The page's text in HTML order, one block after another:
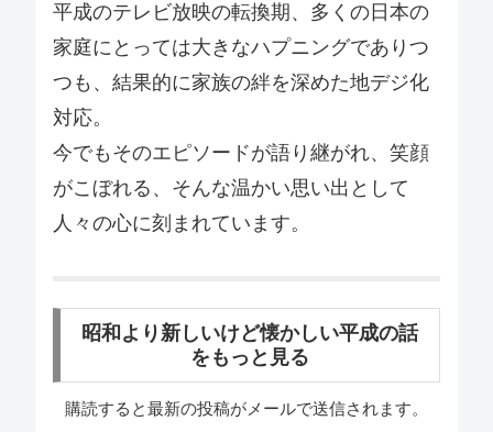
平成のテレビ放映の転換期、多くの日本の
家庭にとっては大きなハプニングでありつ
つも、結果的に家族の絆を深めた地デジ化
対応。
今でもそのエピソードが語り継がれ、笑顔
がこぼれる、そんな温かい思い出として
人々の心に刻まれています。
昭和より新しいけど懐かしい平成の話
をもっと見る
購読すると最新の投稿がメールで送信されます。